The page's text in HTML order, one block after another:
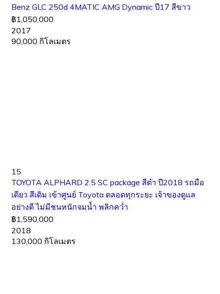
Benz GLC 250d 4MATIC AMG Dynamic ปี17 สีขาว
฿1,050,000
2017
90,000 กิโลเมตร
15
TOYOTA ALPHARD 2.5 SC package สีดำ ปี2018 รถมือ
เดียว สีเดิม เข้าศูนย์ Toyota ตลอดทุกระยะ เจ้าของดูแล
อย่างดี ไม่มีชนหนักจมน้ำ พลิกคว่ำ
฿1,590,000
2018
130,000 กิโลเมตร